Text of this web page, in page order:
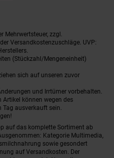
Mehrwertsteuer, zzgl.
Versandkostenzuschläge. UVP:
(Stückzahl/Mengeneinheit)
sich auf unseren zuvor
und Irrtümer vorbehalten.
können wegen des
ausverkauft sein.
auf das komplette Sortiment ab
Kategorie Multimedia,
sowie gesondert
auf Versandkosten. Der